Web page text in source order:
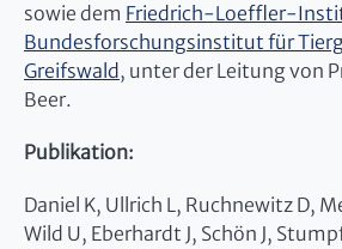
sowie dem Friedrich-Loeffler-
Bundesforschungsinstitut für
Greifswald , unter der Leitung von
Beer.
Publikation:
Daniel K, Ullrich L, Ruchnewitz D,
Wild U, Eberhardt J, Schön J,